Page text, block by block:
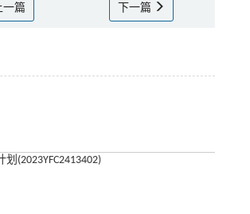
一篇 下一篇
(2023YFC2413402)